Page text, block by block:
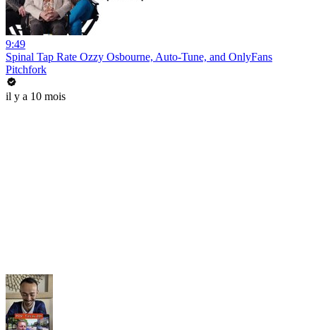
9:49
Spinal Tap Rate Ozzy Osbourne, Auto-Tune, and OnlyFans
Pitchfork
il y a 10 mois